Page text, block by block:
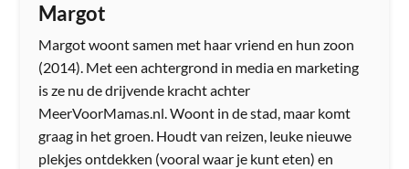
Margot
Margot woont samen met haar vriend en hun zoon
(2014). Met een achtergrond in media en marketing
is ze nu de drijvende kracht achter
MeerVoorMamas.nl. Woont in de stad, maar komt
graag in het groen. Houdt van reizen, leuke nieuwe
plekjes ontdekken (vooral waar je kunt eten) en